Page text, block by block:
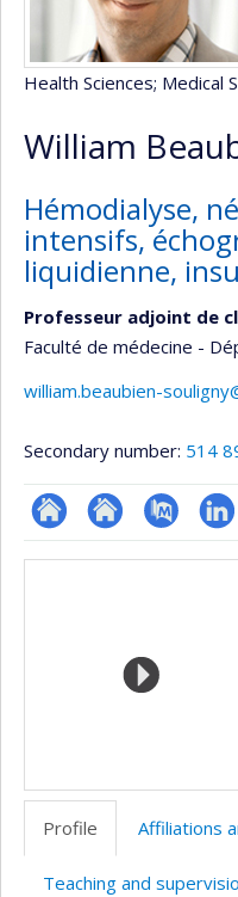
Health Sciences; Medical
William
Hémodialyse,
intensifs,
liquidienne,
Professeur adjoint de
Faculté de médecine -
william.beaubien-
Secondary number: 514
ResearchGate
Site
recherche
PubMed
Media
Profile Affiliations
Teaching and